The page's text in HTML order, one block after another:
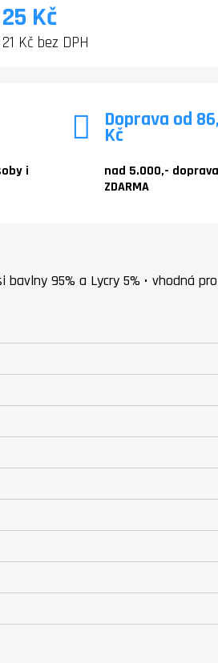
25 Kč
21 Kč bez DPH
i
Doprava od
Kč
nad 5.000,- doprava
ZDARMA
95% a Lycry 5% • vhodná